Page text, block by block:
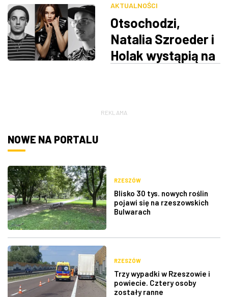
ROZRYWKA
W KINACH
AKTUALNOŚCI
Otsochodzi,
Natalia Szroeder i
Holak wystąpią na
REKLAMA
NOWE NA PORTALU
RZESZÓW
Blisko 30 tys. nowych roślin
pojawi się na rzeszowskich
Bulwarach
RZESZÓW
Trzy wypadki w Rzeszowie i
powiecie. Cztery osoby
zostały ranne